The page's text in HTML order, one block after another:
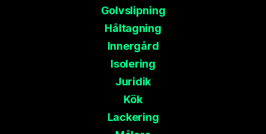
Golvslipning
Håltagning
Innergård
Isolering
Juridik
Kök
Lackering